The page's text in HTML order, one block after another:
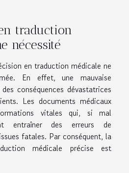
traduction
nécessité
en traduction médicale ne
En effet, une mauvaise
conséquences dévastatrices
Les documents médicaux
vitales qui, si mal
entraîner des erreurs de
fatales. Par conséquent, la
médicale précise est